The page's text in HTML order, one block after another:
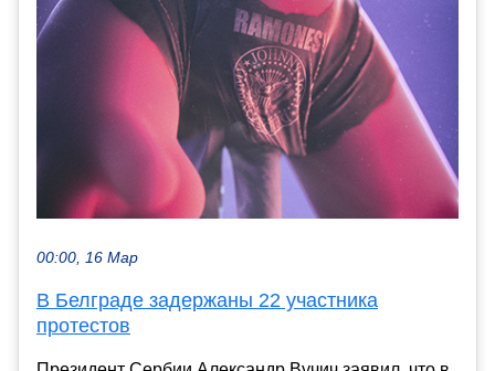
00:00, 16 Мар
В Белграде задержаны 22 участника
протестов